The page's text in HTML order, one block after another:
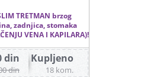
TRETMAN brzog
zadnjica, stomaka
VENA I KAPILARA)!
Kupljeno
18 kom.
din
din